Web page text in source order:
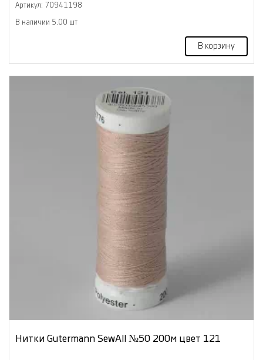
Артикул: 70941198
В наличии 5.00 шт
В корзину
Нитки Gutermann SewAll №50 200м цвет 121